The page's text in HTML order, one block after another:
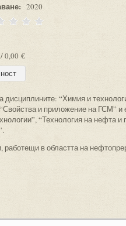
2020
0,00 €
“Химия и
и приложение на ГСМ” и
“Технология на нефта и
в областта на